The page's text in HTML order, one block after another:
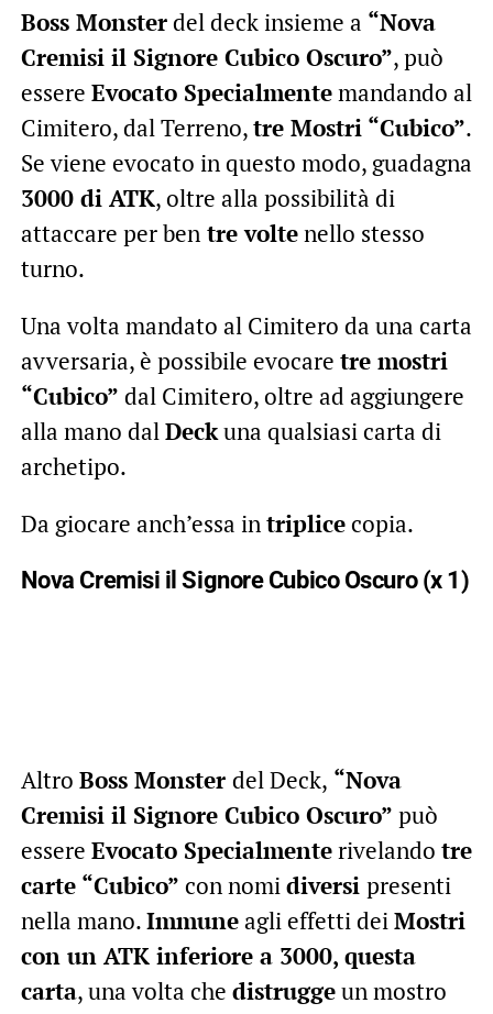
Boss Monsterdel deck insieme a “Nova
Cremisi il Signore Cubico Oscuro”, può
essere Evocato Specialmentemandando al
Cimitero, dal Terreno,tre Mostri “Cubico”.
Se viene evocato in questo modo, guadagna
3000 di ATK, oltre alla possibilità di
attaccare per bentre voltenello stesso
turno.
Una volta mandato al Cimitero da una carta
avversaria, è possibile evocare tre mostri
“Cubico” dal Cimitero, oltre ad aggiungere
alla mano dalDeckuna qualsiasi carta di
archetipo.
Da giocare anch’essa intriplicecopia.
Nova Cremisi il Signore Cubico Oscuro (x 1)
Altro Boss Monster del Deck, “Nova
Cremisi il Signore Cubico Oscuro” può
essere Evocato Specialmenterivelando tre
carte “Cubico” con nomidiversi presenti
nella mano.Immuneagli effetti deiMostri
con un ATK inferiore a 3000, questa
carta, una volta che distruggeun mostro